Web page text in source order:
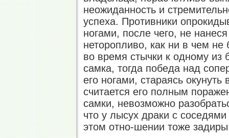
неожиданность и
успеха. Противники
ногами, после чего, не
неторопливо, как ни в чем
во время стычки к одному из
самка, тогда победа над
его ногами, стараясь
считается его полным
самки, невозможно
что у лысух драки с
этом отно-шении тоже